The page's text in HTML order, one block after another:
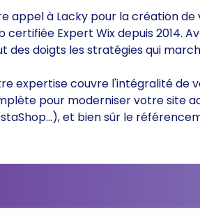
appel à Lacky pour la création
certifiée Expert Wix depuis 2014.
des doigts les stratégies qui
expertise couvre l'intégralité de
pour moderniser votre site
et bien sûr le